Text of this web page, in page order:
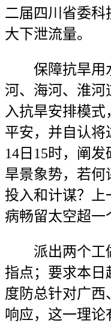
二届四川省委科
大下泄流量。
保障抗旱用
河、海河、淮河
入抗旱安排模
平安，并自认将
14日15时，阐
旱景象势，若何
投入和计谋？上
病畅留太空超一
派出两个工
指点；要求本日
度防总针对广西
响应，这一理论